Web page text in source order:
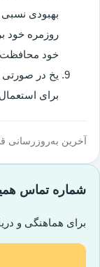
بهبودی نسبی
روزمره خود
خود محافظت
یخ در صورتی
برای
آخرین به‌روزرسانی قالب
شماره تماس
برای هماهنگی و